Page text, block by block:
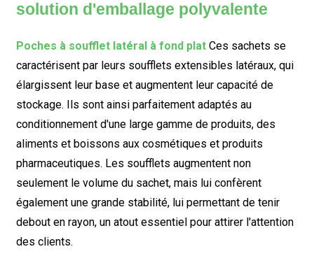
solution d'emballage polyvalente
Poches à soufflet latéral à fond platCes sachets se
caractérisent par leurs soufflets extensibles latéraux, qui
élargissent leur base et augmentent leur capacité de
stockage. Ils sont ainsi parfaitement adaptés au
conditionnement d'une large gamme de produits, des
aliments et boissons aux cosmétiques et produits
pharmaceutiques. Les soufflets augmentent non
seulement le volume du sachet, mais lui confèrent
également une grande stabilité, lui permettant de tenir
debout en rayon, un atout essentiel pour attirer l'attention
des clients.